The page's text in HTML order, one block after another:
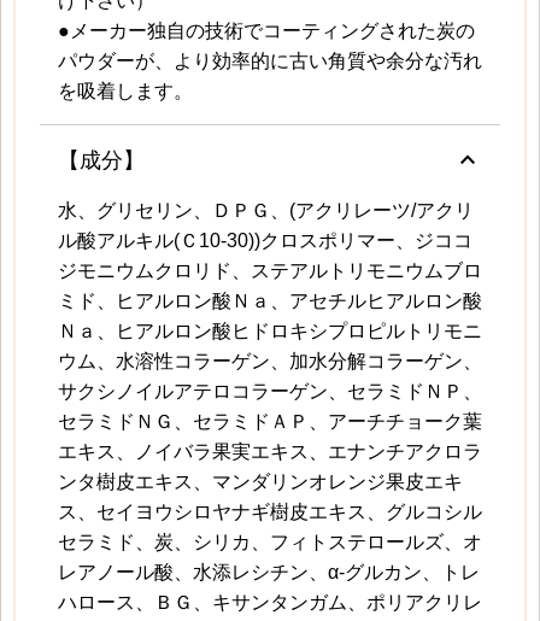
●メーカー独自の技術でコーティングされた炭の
パウダーが、より効率的に古い角質や余分な汚れ
を吸着します。
【成分】 keyboard_arrow_up
水、グリセリン、ＤＰＧ、(アクリレーツ/アクリ
ル酸アルキル(Ｃ10‐30))クロスポリマー、ジココ
ジモニウムクロリド、ステアルトリモニウムブロ
ミド、ヒアルロン酸Ｎａ、アセチルヒアルロン酸
Ｎａ、ヒアルロン酸ヒドロキシプロピルトリモニ
ウム、水溶性コラーゲン、加水分解コラーゲン、
サクシノイルアテロコラーゲン、セラミドＮＰ、
セラミドＮＧ、セラミドＡＰ、アーチチョーク葉
エキス、ノイバラ果実エキス、エナンチアクロラ
ンタ樹皮エキス、マンダリンオレンジ果皮エキ
ス、セイヨウシロヤナギ樹皮エキス、グルコシル
セラミド、炭、シリカ、フィトステロールズ、オ
レアノール酸、水添レシチン、α-グルカン、トレ
ハロース、ＢＧ、キサンタンガム、ポリアクリレ